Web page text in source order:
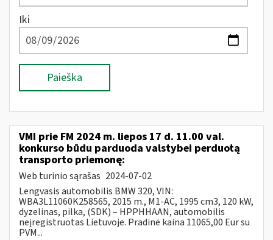
Iki
Paieška
VMI prie FM 2024 m. liepos 17 d. 11.00 val.
konkurso būdu parduoda valstybei perduotą
transporto priemonę:
Web turinio sąrašas 2024-07-02
Lengvasis automobilis BMW 320, VIN:
WBA3L11060K258565, 2015 m., M1-AC, 1995 cm3, 120 kW,
dyzelinas, pilka, (SDK) – HPPHHAAN, automobilis
neįregistruotas Lietuvoje. Pradinė kaina 11065,00 Eur su
PVM...